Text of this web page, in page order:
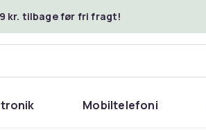
kr. tilbage før fri fragt!
Mobiltelefoni